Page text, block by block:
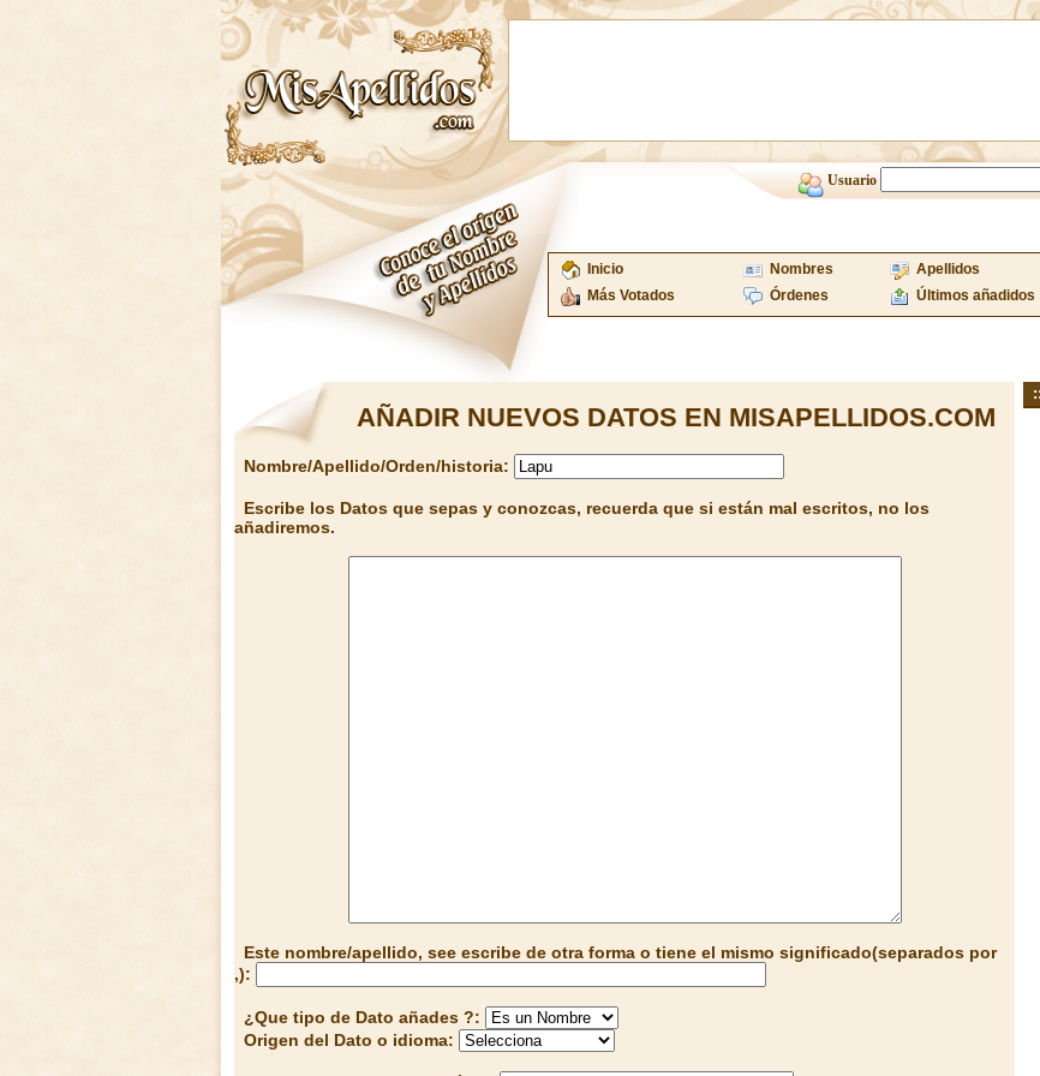
Usuario
Inicio Nombres Apellidos
Más Votados
Órdenes Últimos añadidos
AÑADIR NUEVOS DATOS EN MISAPELLIDOS.COM
Nombre/Apellido/Orden/historia:
Escribe los Datos que sepas y conozcas, recuerda que si están mal escritos, no los
añadiremos.
Este nombre/apellido, see escribe de otra forma o tiene el mismo significado(separados por
,):
¿Que tipo de Dato añades ?:
Origen del Dato o idioma: